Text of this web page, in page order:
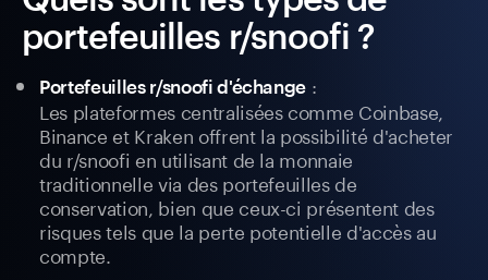
portefeuilles r/snoofi ?
Portefeuilles r/snoofi d'échange :
Les plateformes centralisées comme Coinbase,
Binance et Kraken offrent la possibilité d'acheter
du r/snoofi en utilisant de la monnaie
traditionnelle via des portefeuilles de
conservation, bien que ceux-ci présentent des
risques tels que la perte potentielle d'accès au
compte.